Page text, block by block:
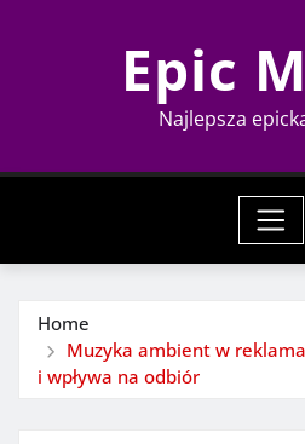
Epic
Najlepsza
Home
Muzyka ambient w
i wpływa na odbiór